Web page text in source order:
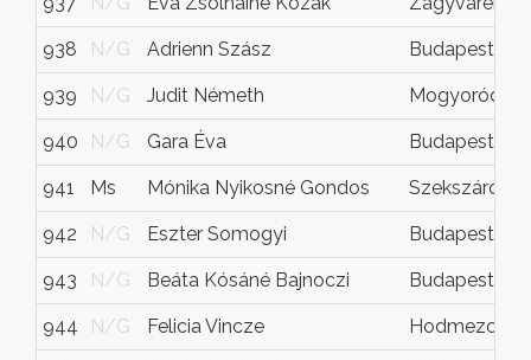
938 N/G Adrienn Szász Budapest
939 N/G Judit Németh Mogyoród
940 N/G Gara Éva Budapest
941 Ms Mónika Nyikosné Gondos Szekszárd
942 N/G Eszter Somogyi Budapest
943 N/G Beáta Kósáné Bajnoczi Budapest
944 N/G Felicia Vincze